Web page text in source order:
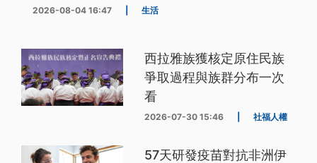
2026-08-04 16:47 生活
西拉雅族獲核定原住民族
爭取過程與族群分布一次
看
2026-07-30 15:46 社福人權
57天研發疫苗對抗非洲伊